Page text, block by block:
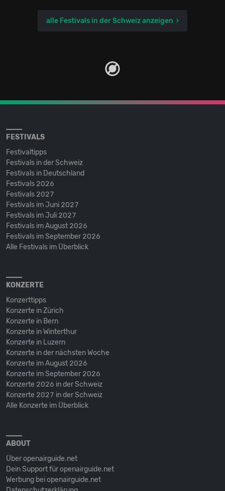
alle Festivals in der Schweiz anzeigen
FESTIVALS
Festivaltipps
Festivals in der Schweiz
Festivals in Deutschland
Festivals 2026
Festivals 2027
Festivals im Juni 2027
Festivals im Juli 2027
Festivals im August 2026
Festivals im September 2026
Alle Festivals im Überblick
KONZERTE
Konzerttipps
Konzerte in Zürich
Konzerte in Bern
Konzerte in Winterthur
Konzerte in Luzern
Konzerte in der nächsten Woche
Konzerte im August 2026
Konzerte im September 2026
Konzerte 2026 in der Schweiz
Konzerte 2027 in der Schweiz
Alle Konzerte im Überblick
ABOUT
Über openairguide.net
Dein Support für openairguide.net
Werbung bei openairguide.net